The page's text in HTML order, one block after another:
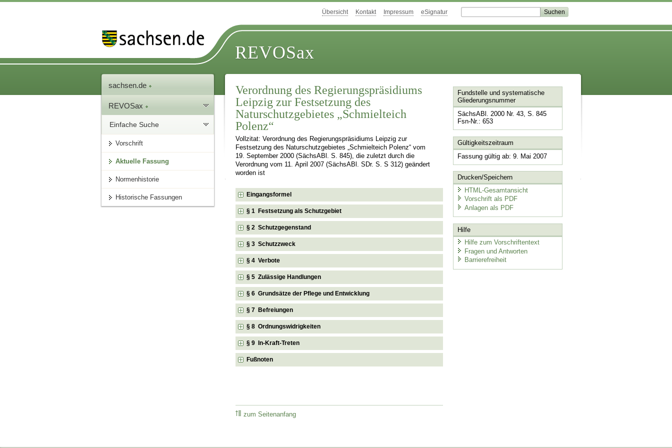
Übersicht Kontakt Impressum eSignatur
REVOSax
sachsen.de
REVOSax
Einfache Suche
Vorschrift
Aktuelle Fassung
Normenhistorie
Historische Fassungen
Verordnung des Regierungspräsidiums
Leipzig zur Festsetzung des
Naturschutzgebietes „Schmielteich
Polenz“
Vollzitat: Verordnung des Regierungspräsidiums Leipzig zur
Festsetzung des Naturschutzgebietes „Schmielteich Polenz“ vom
19. September 2000 (SächsABl. S. 845), die zuletzt durch die
Verordnung vom 11. April 2007 (SächsABl. SDr. S. S 312) geändert
worden ist
Eingangsformel
§ 1 Festsetzung als Schutzgebiet
§ 2 Schutzgegenstand
§ 3 Schutzzweck
§ 4 Verbote
§ 5 Zulässige Handlungen
§ 6 Grundsätze der Pflege und Entwicklung
§ 7 Befreiungen
§ 8 Ordnungswidrigkeiten
§ 9 In-Kraft-Treten
Fußnoten
zum Seitenanfang
Fundstelle und systematische
Gliederungsnummer
SächsABl. 2000 Nr. 43, S. 845
Fsn-Nr.: 653
Gültigkeitszeitraum
Fassung gültig ab: 9. Mai 2007
Drucken/Speichern
HTML-Gesamtansicht
Vorschrift als PDF
Anlagen als PDF
Hilfe
Hilfe zum Vorschriftentext
Fragen und Antworten
Barrierefreiheit